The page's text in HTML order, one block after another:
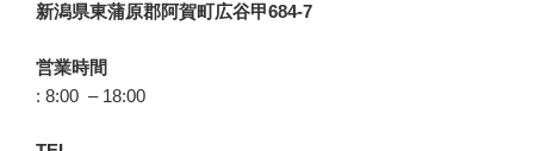
新潟県東蒲原郡阿賀町広谷甲684-7
営業時間
: 8:00 – 18:00